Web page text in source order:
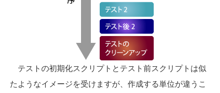
テストの初期化スクリプトとテスト前スクリプトは似
たようなイメージを受けますが、作成する単位が違うこ